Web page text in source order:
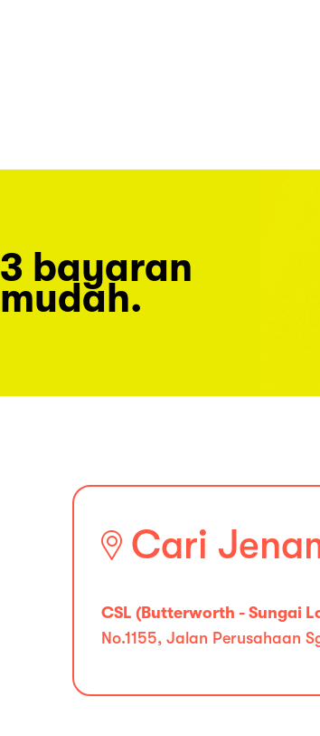
3 bayaran
mudah.
Cari
CSL (Butterworth - Sungai
No.1155, Jalan Perusahaan